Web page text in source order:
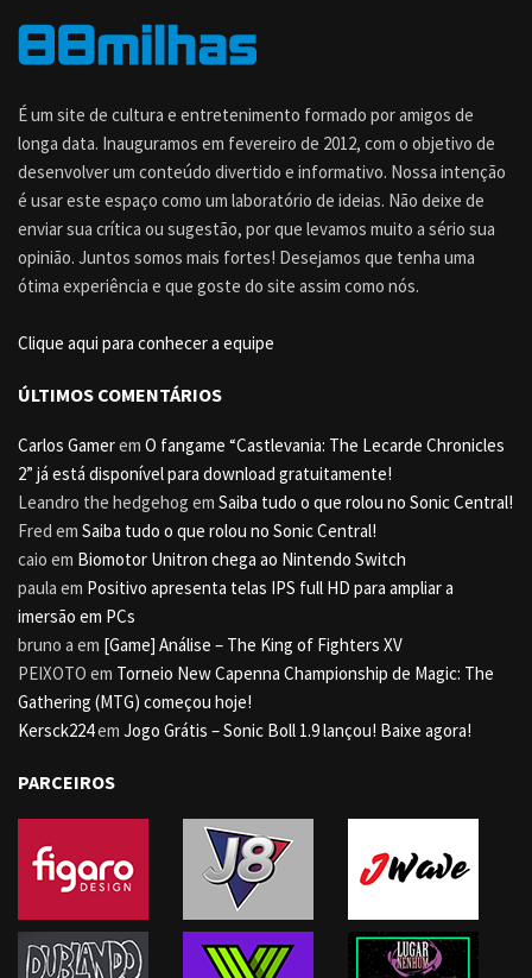
É um site de cultura e entretenimento formado por amigos de
longa data. Inauguramos em fevereiro de 2012, com o objetivo de
desenvolver um conteúdo divertido e informativo. Nossa intenção
é usar este espaço como um laboratório de ideias. Não deixe de
enviar sua crítica ou sugestão, por que levamos muito a sério sua
opinião. Juntos somos mais fortes! Desejamos que tenha uma
ótima experiência e que goste do site assim como nós.
Clique aqui para conhecer a equipe
ÚLTIMOS COMENTÁRIOS
Carlos Gamerem O fangame “Castlevania: The Lecarde Chronicles
2” já está disponível para download gratuitamente!
Leandro the hedgehog em Saiba tudo o que rolou no Sonic Central!
Fred em Saiba tudo o que rolou no Sonic Central!
caio em Biomotor Unitron chega ao Nintendo Switch
paula em Positivo apresenta telas IPS full HD para ampliar a
imersão em PCs
bruno a em [Game] Análise – The King of Fighters XV
PEIXOTO em Torneio New Capenna Championship de Magic: The
Gathering (MTG) começou hoje!
Kersck224em Jogo Grátis – Sonic Boll 1.9 lançou! Baixe agora!
PARCEIROS